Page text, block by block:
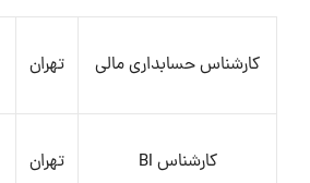
کارشناس حسابداری مالی تهران
کارشناس BI تهران